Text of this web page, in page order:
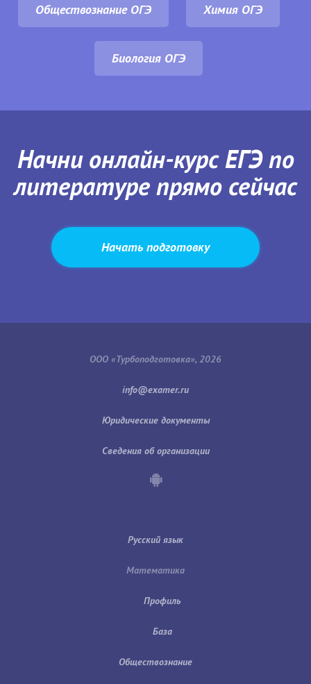
Обществознание ОГЭ Химия ОГЭ
Биология ОГЭ
Начни онлайн-курс ЕГЭ по
литературе прямо сейчас
Начать подготовку
ООО «Турбоподготовка», 2026
Юридические документы
Сведения об организации
Русский язык
Математика
Профиль
База
Обществознание